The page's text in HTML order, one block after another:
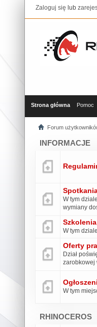
Zaloguj się lub
Strona główna Pomoc
Forum
INFORMACJE
W tym
wymiany
W tym
Oferty
Dział
zarobkowej
W tym
RHINOCEROS